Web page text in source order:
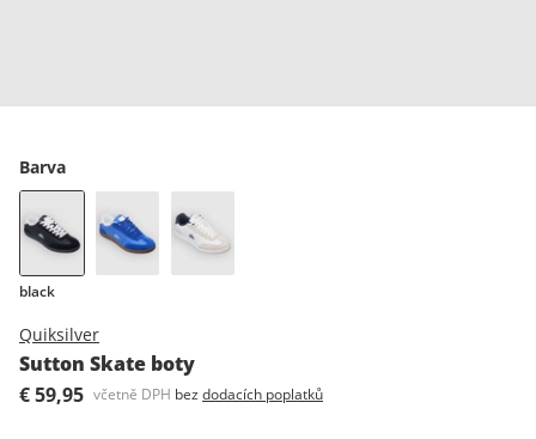
Barva
black
Quiksilver
Sutton Skate boty
€ 59,95 včetně DPH bez dodacích poplatků